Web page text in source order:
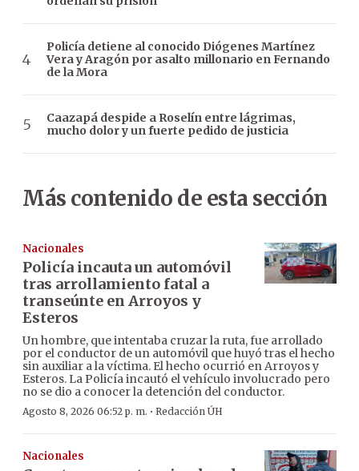
Policía detiene al conocido Diógenes Martínez
Vera y Aragón por asalto millonario en Fernando
de la Mora
Caazapá despide a Roselín entre lágrimas,
mucho dolor y un fuerte pedido de justicia
Más contenido de esta sección
Nacionales
Policía incauta un automóvil
tras arrollamiento fatal a
transeúnte en Arroyos y
Esteros
Un hombre, que intentaba cruzar la ruta, fue arrollado
por el conductor de un automóvil que huyó tras el hecho
sin auxiliar a la víctima. El hecho ocurrió en Arroyos y
Esteros. La Policía incautó el vehículo involucrado pero
no se dio a conocer la detención del conductor.
Agosto 8, 2026 06:52 p. m. · Redacción ÚH
Nacionales